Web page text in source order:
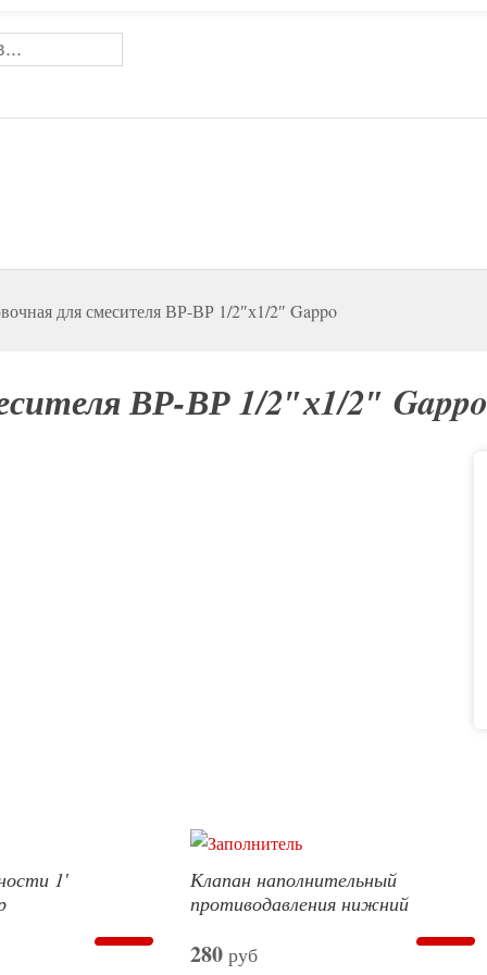
для смесителя ВР-ВР 1/2″х1/2″ Gappo
ВР-ВР 1/2″х1/2″ Gappo
1′
Клапан наполнительный
противодавления нижний
280 руб